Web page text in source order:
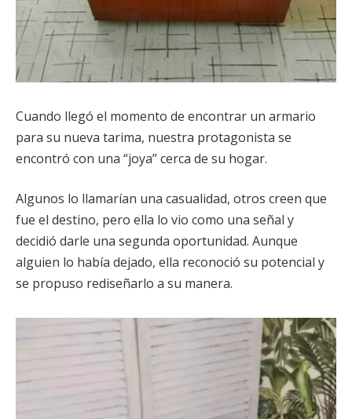
Cuando llegó el momento de encontrar un armario
para su nueva tarima, nuestra protagonista se
encontró con una “joya” cerca de su hogar.
Algunos lo llamarían una casualidad, otros creen que
fue el destino, pero ella lo vio como una señal y
decidió darle una segunda oportunidad. Aunque
alguien lo había dejado, ella reconoció su potencial y
se propuso rediseñarlo a su manera.